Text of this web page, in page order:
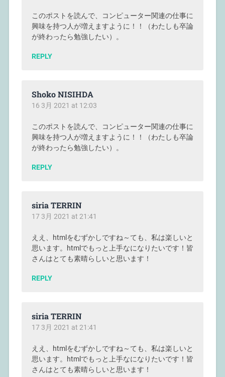
このポストを読んで、コンピューター関連の仕事に
興味を持つ人が増えますように！！（わたしも卒論
が終わったら勉強したい）。
REPLY
Shoko NISIHDA
16 3月 2021 at 12:03
このポストを読んで、コンピューター関連の仕事に
興味を持つ人が増えますように！！（わたしも卒論
が終わったら勉強したい）。
REPLY
siria TERRIN
17 3月 2021 at 21:41
ええ、htmlをむずかしですね～ても、私は楽しいと
思います。htmlでもっと上手なになりたいです！皆
さんはとても素晴らしいと思います！
REPLY
siria TERRIN
17 3月 2021 at 21:41
ええ、htmlをむずかしですね～ても、私は楽しいと
思います。htmlでもっと上手なになりたいです！皆
さんはとても素晴らしいと思います！